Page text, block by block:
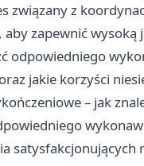
związany z
aby zapewnić
odpowiedniego
jakie korzyści
– jak
satysfakcjonujących